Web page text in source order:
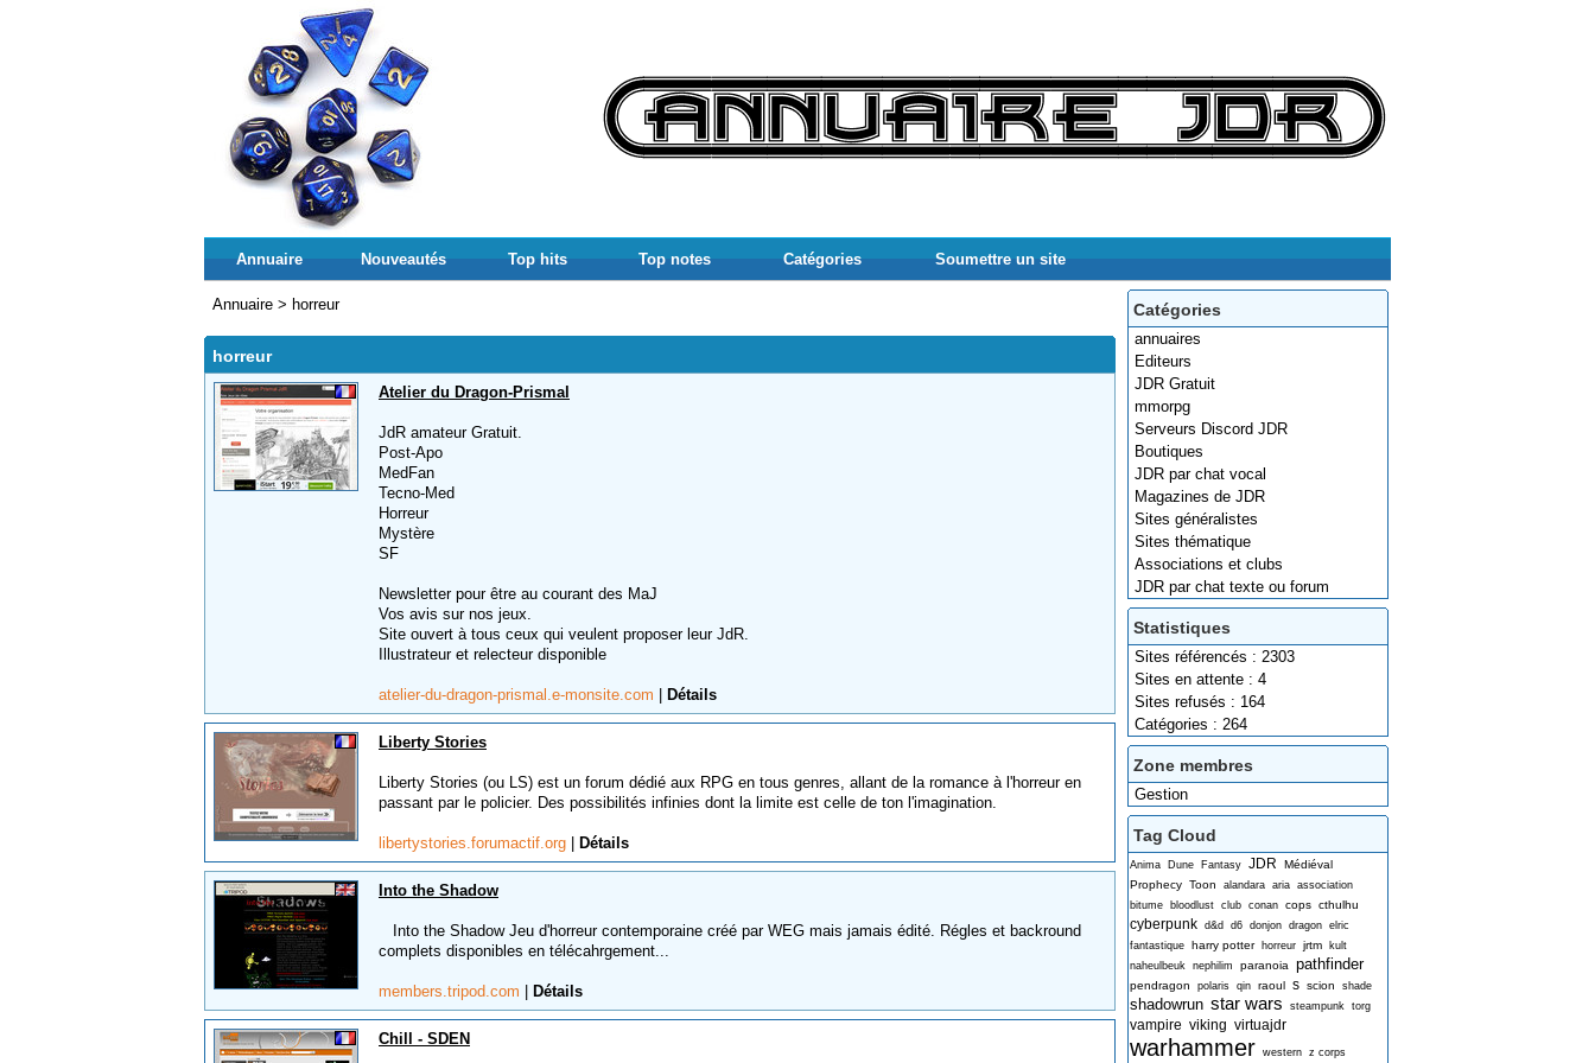
Annuaire Nouveautés Top hits Top notes Catégories Soumettre un site
Catégories
annuaires
Editeurs
JDR Gratuit
mmorpg
Serveurs Discord JDR
Boutiques
JDR par chat vocal
Magazines de JDR
Sites généralistes
Sites thématique
Associations et clubs
JDR par chat texte ou forum
Statistiques
Sites référencés : 2303
Sites en attente : 4
Sites refusés : 164
Catégories : 264
Zone membres
Gestion
Tag Cloud
Anima Dune Fantasy JDR
Médiéval
Prophecy Toon alandara aria association
bitume
bloodlust club conan cops cthulhu
cyberpunk d&d d6 donjon dragon elric
fantastique harry potter horreur jrtm
kult
naheulbeuk nephilim paranoia pathfinder
pendragon polaris qin raoul s scion shade
shadowrun star wars steampunk torg
vampire viking virtuajdr
warhammer western z corps
Annuaire > horreur
horreur
Atelier du Dragon-Prismal
JdR amateur Gratuit.
Post-Apo
MedFan
Tecno-Med
Horreur
Mystère
SF
Newsletter pour être au courant des MaJ
Vos avis sur nos jeux.
Site ouvert à tous ceux qui veulent proposer leur JdR.
Illustrateur et relecteur disponible
atelier-du-dragon-prismal.e-monsite.com Détails
Liberty Stories
Liberty Stories (ou LS) est un forum dédié aux RPG en tous genres, allant de la romance à l'horreur en
passant par le policier. Des possibilités infinies dont la limite est celle de ton l'imagination.
libertystories.forumactif.org Détails
Into the Shadow
Into the Shadow Jeu d'horreur contemporaine créé par WEG mais jamais édité. Régles et backround
complets disponibles en télécahrgement...
members.tripod.com Détails
Chill - SDEN